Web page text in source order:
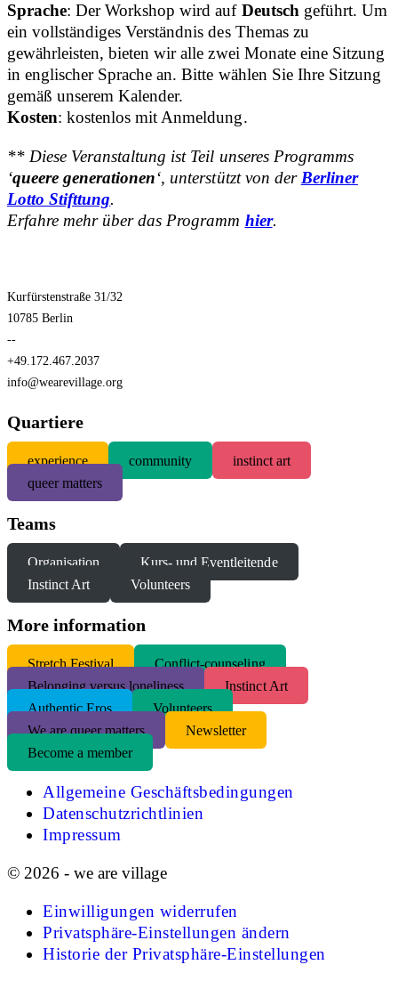
Sprache: Der Workshop wird auf Deutschgeführt. Um
ein vollständiges Verständnis des Themas zu
gewährleisten, bieten wir alle zwei Monate eine Sitzung
in englischer Sprache an. Bitte wählen Sie Ihre Sitzung
gemäß unserem Kalender.
Kosten: kostenlos mit Anmeldung.
** Diese Veranstaltung ist Teil unseres Programms
‘queere generationen‘, unterstützt von der Berliner
Lotto Stifttung.
Erfahre mehr über das Programm hier.
Kurfürstenstraße 31/32
10785 Berlin
--
+49.172.467.2037
info@wearevillage.org
Quartiere
experience community
instinct art
queer matters
Teams
Organisation
Kurs- und Eventleitende
Instinct Art
Volunteers
More information
Stretch Festival
Conflict-counseling
Belonging versus loneliness
Instinct Art
Authentic Eros
Volunteers
We are queer matters
Newsletter
Become a member
Allgemeine Geschäftsbedingungen
Datenschutzrichtlinien
Impressum
© 2026 - we are village
Einwilligungen widerrufen
Privatsphäre-Einstellungen ändern
Historie der Privatsphäre-Einstellungen